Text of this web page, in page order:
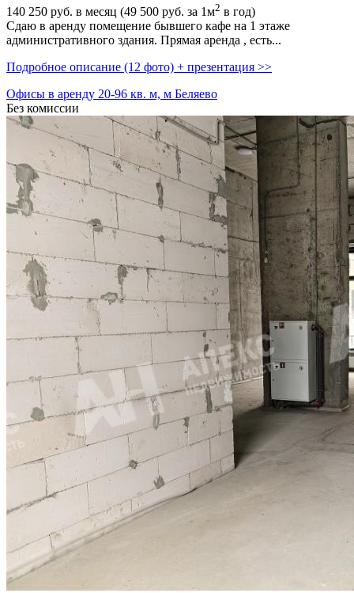
140 250 руб. в месяц (49 500 руб. за 1м2 в год)
Сдаю в аренду помещение бывшего кафе на 1 этаже
административного здания. Прямая аренда ,­ есть...
Подробное описание (12 фото) + презентация >>
Офисы в аренду 20-96 кв. м, м Беляево
Без комиссии